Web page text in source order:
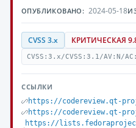
ОПУБЛИКОВАНО: 2024-05-18
CVSS 3.x КРИТИЧЕСКАЯ
CVSS:3.x/CVSS:3.1/AV:N/
ССЫЛКИ
https://codereview.qt-
https://codereview.qt-
https://